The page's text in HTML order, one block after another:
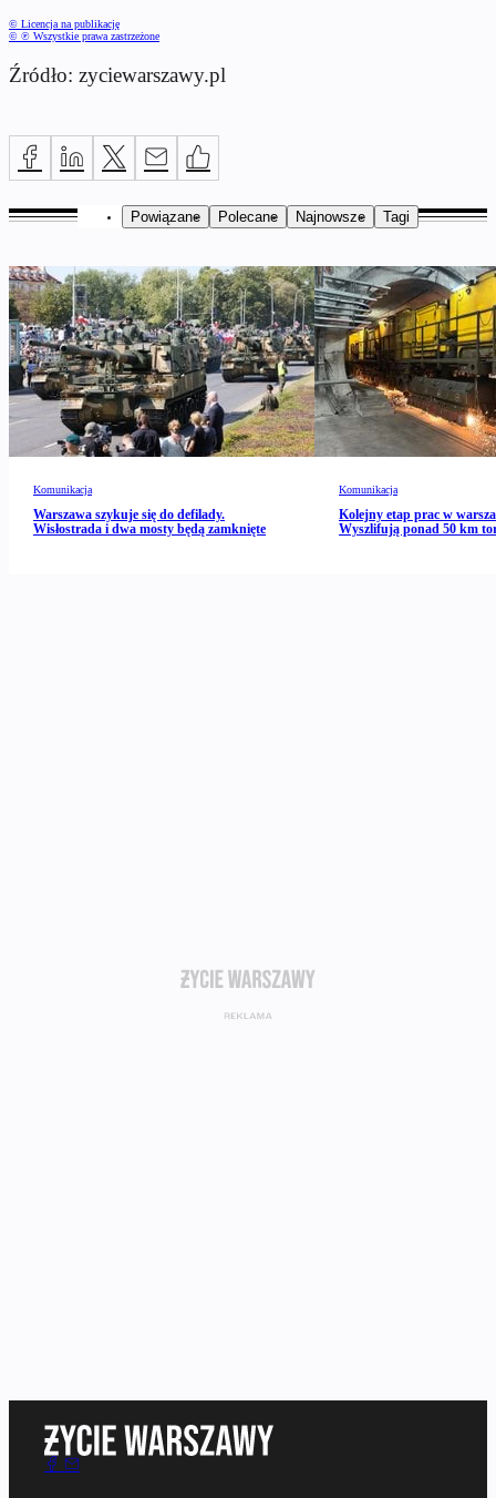
© Licencja na publikację
© ℗ Wszystkie prawa zastrzeżone
Źródło: zyciewarszawy.pl
Powiązane Polecane Najnowsze Tagi
Komunikacja
Warszawa szykuje się do defilady.
Wisłostrada i dwa mosty będą zamknięte
Komunikacja
Kolejny etap prac w
Wyszlifują ponad 50 km